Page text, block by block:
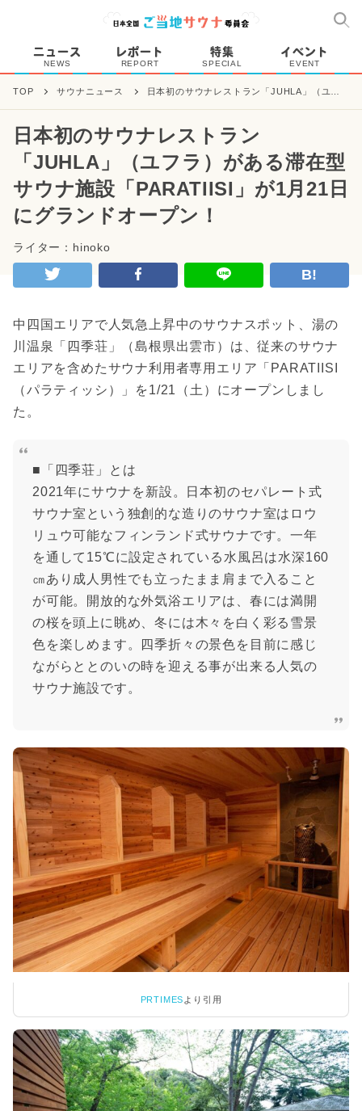
ニュース
NEWS
レポート
REPORT
特集
SPECIAL
イベント
EVENT
TOP サウナニュース
日本初のサウナレストラン「JUHLA」（ユフ
1月21日にグランドオープン！
日本初のサウナレストラン
「JUHLA」（ユフラ）がある滞在型
サウナ施設「PARATIISI」が1月21日
にグランドオープン！
ライター：hinoko
B!
中四国エリアで人気急上昇中のサウナスポット、湯の
川温泉「四季荘」（​島根県出雲市）は、従来のサウナ
エリアを含めたサウナ利用者専用エリア「PARATIISI
（パラティッシ）」を1/21（土）にオープンしまし
た。
■「四季荘」とは
2021年にサウナを新設。日本初のセパレート式
サウナ室という独創的な造りのサウナ室はロウ
リュウ可能なフィンランド式サウナです。一年
を通して15℃に設定されている水風呂は水深160
㎝あり成人男性でも立ったまま肩まで入ること
が可能。開放的な外気浴エリアは、春には満開
の桜を頭上に眺め、冬には木々を白く彩る雪景
色を楽しめます。四季折々の景色を目前に感じ
ながらととのいの時を迎える事が出来る人気の
サウナ施設です。
PRTIMES より引用